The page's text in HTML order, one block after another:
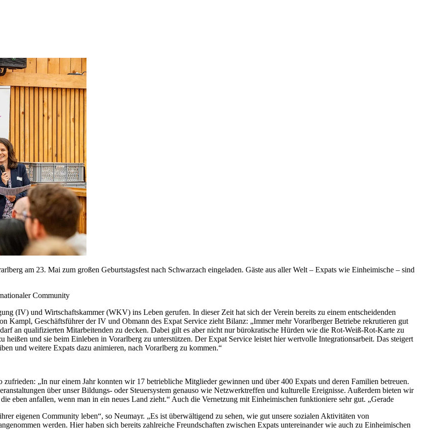
am 23. Mai zum großen Geburtstagsfest nach Schwarzach eingeladen. Gäste aus aller Welt – Expats wie Einheimische – sind
Community
(IV) und Wirtschaftskammer (WKV) ins Leben gerufen. In dieser Zeit hat sich der Verein bereits zu einem entscheidenden
Kampl, Geschäftsführer der IV und Obmann des Expat Service zieht Bilanz: „Immer mehr Vorarlberger Betriebe rekrutieren gut
an qualifizierten Mitarbeitenden zu decken. Dabei gilt es aber nicht nur bürokratische Hürden wie die Rot-Weiß-Rot-Karte zu
heißen und sie beim Einleben in Vorarlberg zu unterstützen. Der Expat Service leistet hier wertvolle Integrationsarbeit. Das steigert
und weitere Expats dazu animieren, nach Vorarlberg zu kommen.“
„In nur einem Jahr konnten wir 17 betriebliche Mitglieder gewinnen und über 400 Expats und deren Familien betreuen.
über unser Bildungs- oder Steuersystem genauso wie Netzwerktreffen und kulturelle Ereignisse. Außerdem bieten wir
eben anfallen, wenn man in ein neues Land zieht.“ Auch die Vernetzung mit Einheimischen funktioniere sehr gut. „Gerade
eigenen Community leben“, so Neumayr. „Es ist überwältigend zu sehen, wie gut unsere sozialen Aktivitäten von
werden. Hier haben sich bereits zahlreiche Freundschaften zwischen Expats untereinander wie auch zu Einheimischen